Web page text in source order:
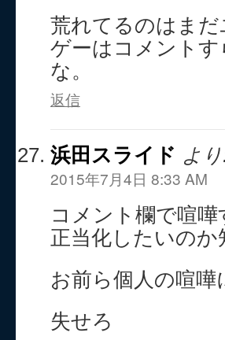
荒れてるのはま
ゲーはコメント
な。
返信
浜田スライド よ
2015年7月4日 8:33 AM
コメント欄で喧嘩
正当化したいの
お前ら個人の喧
失せろ